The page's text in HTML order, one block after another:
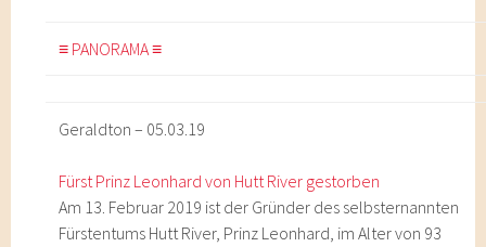
≡ PANORAMA ≡
Geraldton – 05.03.19
Fürst Prinz Leonhard von Hutt River gestorben
Am 13. Februar 2019 ist der Gründer des selbsternannten
Fürstentums Hutt River, Prinz Leonhard, im Alter von 93